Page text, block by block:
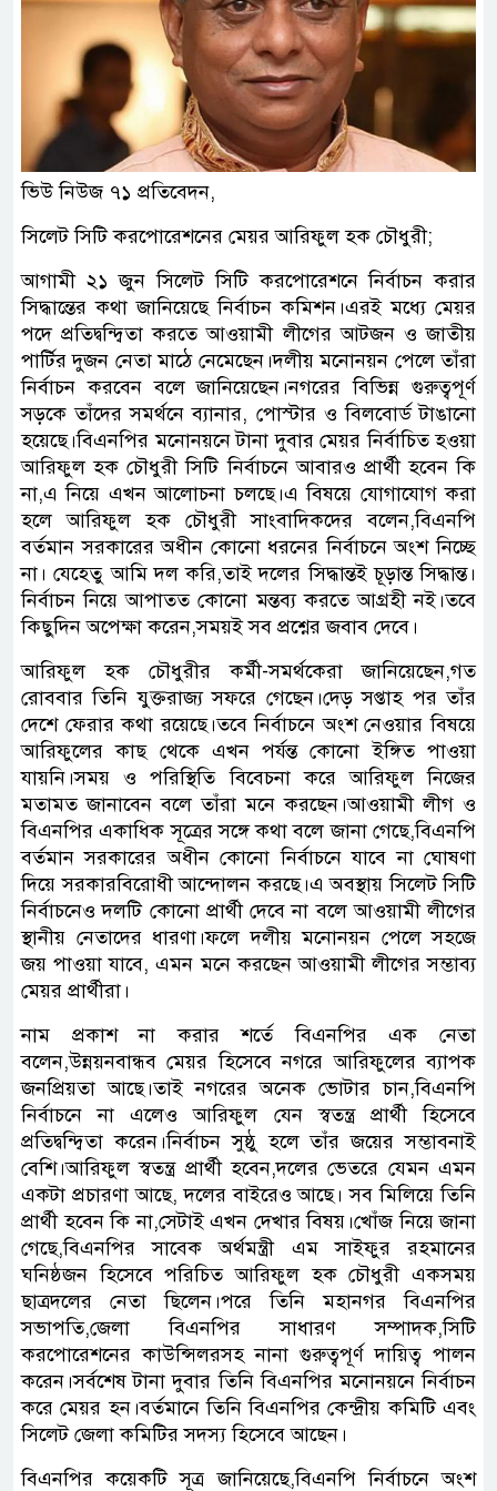
ভিউ নিউজ ৭১ প্রতিবেদন,
সিলেট সিটি করপোরেশনের মেয়র আরিফুল হক চৌধুরী;
আগামী ২১ জুন সিলেট সিটি করপোরেশনে নির্বাচন করার
সিদ্ধান্তের কথা জানিয়েছে নির্বাচন কমিশন।এরই মধ্যে মেয়র
পদে প্রতিদ্বন্দ্বিতা করতে আওয়ামী লীগের আটজন ও জাতীয়
পার্টির দুজন নেতা মাঠে নেমেছেন।দলীয় মনোনয়ন পেলে তাঁরা
নির্বাচন করবেন বলে জানিয়েছেন।নগরের বিভিন্ন গুরুত্বপূর্ণ
সড়কে তাঁদের সমর্থনে ব্যানার, পোস্টার ও বিলবোর্ড টাঙানো
হয়েছে।বিএনপির মনোনয়নে টানা দুবার মেয়র নির্বাচিত হওয়া
আরিফুল হক চৌধুরী সিটি নির্বাচনে আবারও প্রার্থী হবেন কি
না,এ নিয়ে এখন আলোচনা চলছে।এ বিষয়ে যোগাযোগ করা
হলে আরিফুল হক চৌধুরী সাংবাদিকদের বলেন,বিএনপি
বর্তমান সরকারের অধীন কোনো ধরনের নির্বাচনে অংশ নিচ্ছে
না। যেহেতু আমি দল করি,তাই দলের সিদ্ধান্তই চূড়ান্ত সিদ্ধান্ত।
নির্বাচন নিয়ে আপাতত কোনো মন্তব্য করতে আগ্রহী নই।তবে
কিছুদিন অপেক্ষা করেন,সময়ই সব প্রশ্নের জবাব দেবে।
আরিফুল হক চৌধুরীর কর্মী-সমর্থকেরা জানিয়েছেন,গত
রোববার তিনি যুক্তরাজ্য সফরে গেছেন।দেড় সপ্তাহ পর তাঁর
দেশে ফেরার কথা রয়েছে।তবে নির্বাচনে অংশ নেওয়ার বিষয়ে
আরিফুলের কাছ থেকে এখন পর্যন্ত কোনো ইঙ্গিত পাওয়া
যায়নি।সময় ও পরিস্থিতি বিবেচনা করে আরিফুল নিজের
মতামত জানাবেন বলে তাঁরা মনে করছেন।আওয়ামী লীগ ও
বিএনপির একাধিক সূত্রের সঙ্গে কথা বলে জানা গেছে,বিএনপি
বর্তমান সরকারের অধীন কোনো নির্বাচনে যাবে না ঘোষণা
দিয়ে সরকারবিরোধী আন্দোলন করছে।এ অবস্থায় সিলেট সিটি
নির্বাচনেও দলটি কোনো প্রার্থী দেবে না বলে আওয়ামী লীগের
স্থানীয় নেতাদের ধারণা।ফলে দলীয় মনোনয়ন পেলে সহজে
জয় পাওয়া যাবে, এমন মনে করছেন আওয়ামী লীগের সম্ভাব্য
মেয়র প্রার্থীরা।
নাম প্রকাশ না করার শর্তে বিএনপির এক নেতা
বলেন,উন্নয়নবান্ধব মেয়র হিসেবে নগরে আরিফুলের ব্যাপক
জনপ্রিয়তা আছে।তাই নগরের অনেক ভোটার চান,বিএনপি
নির্বাচনে না এলেও আরিফুল যেন স্বতন্ত্র প্রার্থী হিসেবে
প্রতিদ্বন্দ্বিতা করেন।নির্বাচন সুষ্ঠু হলে তাঁর জয়ের সম্ভাবনাই
বেশি।আরিফুল স্বতন্ত্র প্রার্থী হবেন,দলের ভেতরে যেমন এমন
একটা প্রচারণা আছে, দলের বাইরেও আছে। সব মিলিয়ে তিনি
প্রার্থী হবেন কি না,সেটাই এখন দেখার বিষয়।খোঁজ নিয়ে জানা
গেছে,বিএনপির সাবেক অর্থমন্ত্রী এম সাইফুর রহমানের
ঘনিষ্ঠজন হিসেবে পরিচিত আরিফুল হক চৌধুরী একসময়
ছাত্রদলের নেতা ছিলেন।পরে তিনি মহানগর বিএনপির
সভাপতি,জেলা বিএনপির সাধারণ সম্পাদক,সিটি
করপোরেশনের কাউন্সিলরসহ নানা গুরুত্বপূর্ণ দায়িত্ব পালন
করেন।সর্বশেষ টানা দুবার তিনি বিএনপির মনোনয়নে নির্বাচন
করে মেয়র হন।বর্তমানে তিনি বিএনপির কেন্দ্রীয় কমিটি এবং
সিলেট জেলা কমিটির সদস্য হিসেবে আছেন।
বিএনপির কয়েকটি সূত্র জানিয়েছে,বিএনপি নির্বাচনে অংশ